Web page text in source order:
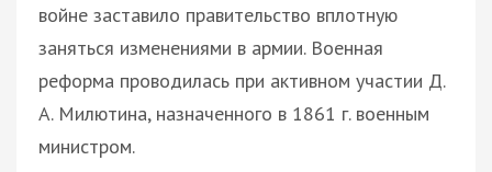
войне заставило правительство вплотную
заняться изменениями в армии. Военная
реформа проводилась при активном участии Д.
А. Милютина, назначенного в 1861 г. военным
министром.